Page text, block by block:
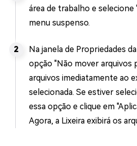
área de trabalho e selecione
menu suspenso.
Na janela de Propriedades
opção "Não mover arquivos
arquivos imediatamente ao
selecionada. Se estiver
essa opção e clique em
Agora, a Lixeira exibirá os